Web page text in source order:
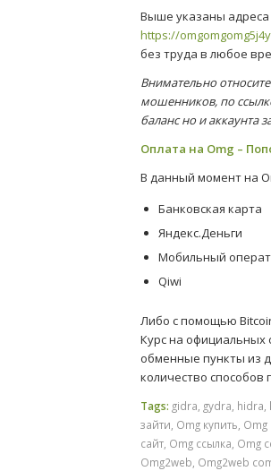
Выше указаны
https://
без труда в любое
Внимательно
мошенников, по
баланс но и аккаунта
Оплата на Omg –
В данный момент на
Банковская карта
Яндекс.Деньги
Мобильный
Qiwi
Либо с помощью
Курс на официальных
обменные пункты из
количество способов
Tags: gidra gydra hidra
зайти Omg купить
сайт Omg ссылка Omg
Omg2web Omg2web